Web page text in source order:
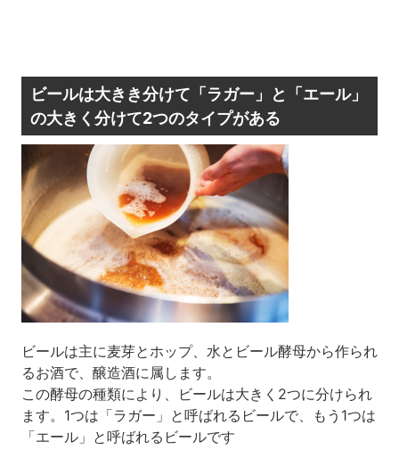
ビールは大きき分けて「ラガー」と「エール」
の大きく分けて2つのタイプがある
ビールは主に麦芽とホップ、水とビール酵母から作られ
るお酒で、醸造酒に属します。
この酵母の種類により、ビールは大きく2つに分けられ
ます。1つは「ラガー」と呼ばれるビールで、もう1つは
「エール」と呼ばれるビールです